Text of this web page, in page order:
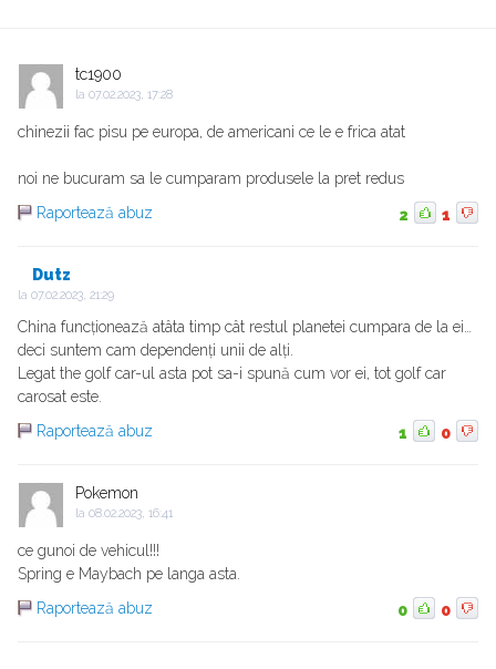
tc1900
la 07.02.2023, 17:28
chinezii fac pisu pe europa, de americani ce le e frica atat
noi ne bucuram sa le cumparam produsele la pret redus
Raportează abuz
2 1
Dutz
la 07.02.2023, 21:29
China funcționează atâta timp cât restul planetei cumpara de la ei…
deci suntem cam dependenți unii de alți.
Legat the golf car-ul asta pot sa-i spună cum vor ei, tot golf car
carosat este.
Raportează abuz
1 0
Pokemon
la 08.02.2023, 16:41
ce gunoi de vehicul!!!
Spring e Maybach pe langa asta.
Raportează abuz
0 0